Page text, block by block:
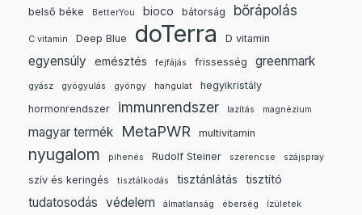
belső béke
BetterYou bioco bátorság bőrápolás
C vitamin Deep Blue doTerra D vitamin
egyensúly emésztés fejfájás frissesség greenmark
gyász gyógyulás gyöngy hangulat
hegyikristály
hormonrendszer
immunrendszer lazítás magnézium
magyar termék MetaPWR multivitamin
nyugalom pihenés Rudolf Steiner szerencse szájspray
szív és keringés tisztálkodás tisztánlátás tisztító
tudatosodás védelem álmatlanság éberség ízületek